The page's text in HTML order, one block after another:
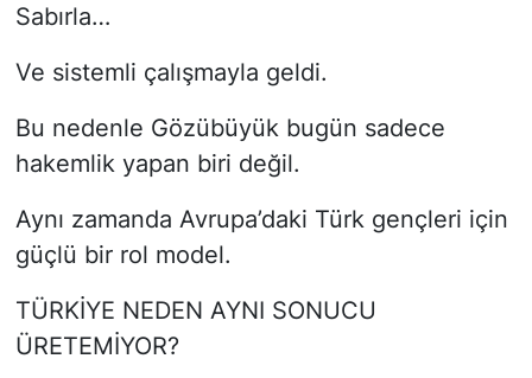
Sabırla…
Ve sistemli çalışmayla geldi.
Bu nedenle Gözübüyük bugün sadece
hakemlik yapan biri değil.
Aynı zamanda Avrupa’daki Türk gençleri için
güçlü bir rol model.
TÜRKİYE NEDEN AYNI SONUCU
ÜRETEMİYOR?